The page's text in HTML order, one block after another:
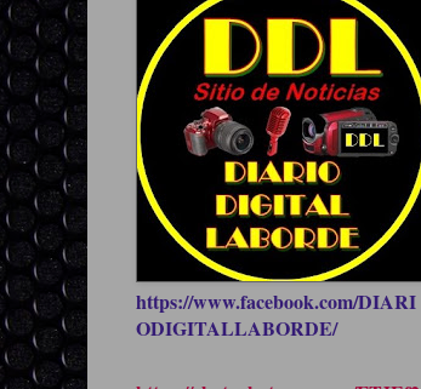
https://www.facebook.com/DIARI
ODIGITALLABORDE/